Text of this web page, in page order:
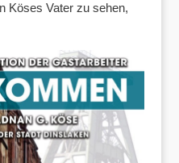
Köses Vater zu sehen,